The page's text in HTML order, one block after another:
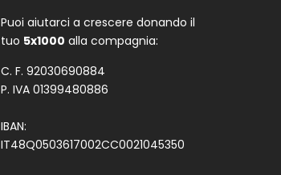
Puoi aiutarci a crescere donando il
tuo 5x1000 alla compagnia:
C. F. 92030690884
P. IVA 01399480886
IBAN:
IT48Q0503617002CC0021045350